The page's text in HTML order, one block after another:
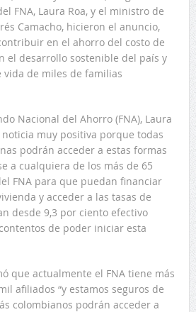
FNA, Laura Roa, y el ministro de
Camacho, hicieron el anuncio,
en el ahorro del costo de
el desarrollo sostenible del país y
de miles de familias
Nacional del Ahorro (FNA), Laura
noticia muy positiva porque todas
podrán acceder a estas formas
a cualquiera de los más de 65
FNA para que puedan financiar
y acceder a las tasas de
desde 9,3 por ciento efectivo
de poder iniciar esta
que actualmente el FNA tiene más
afiliados “y estamos seguros de
colombianos podrán acceder a